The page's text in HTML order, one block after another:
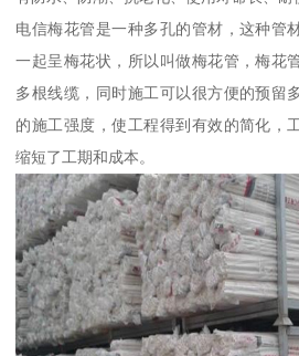
电信梅花管是一种多孔的管材，这种管
一起呈梅花状，所以叫做梅花管，梅花
多根线缆，同时施工可以很方便的预留
的施工强度，使工程得到有效的简化，
缩短了工期和成本。